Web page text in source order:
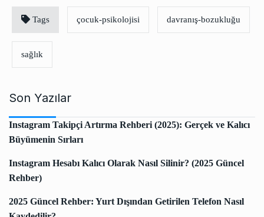
Tags çocuk-psikolojisi davranış-bozukluğu
sağlık
Son Yazılar
Instagram Takipçi Artırma Rehberi (2025): Gerçek ve Kalıcı
Büyümenin Sırları
Instagram Hesabı Kalıcı Olarak Nasıl Silinir? (2025 Güncel
Rehber)
2025 Güncel Rehber: Yurt Dışından Getirilen Telefon Nasıl